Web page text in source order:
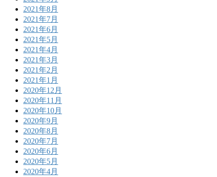
2021年8月
2021年7月
2021年6月
2021年5月
2021年4月
2021年3月
2021年2月
2021年1月
2020年12月
2020年11月
2020年10月
2020年9月
2020年8月
2020年7月
2020年6月
2020年5月
2020年4月